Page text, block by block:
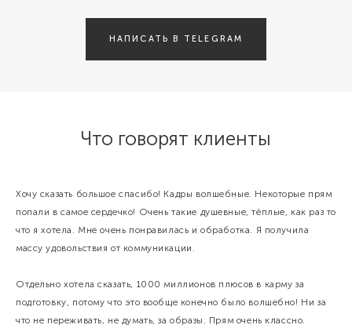
НАПИСАТЬ В TELEGRAM
Что говорят клиенты
Хочу сказать большое спасибо! Кадры волшебные. Некоторые прям
попали в самое сердечко! Очень такие душевные, тёплые, как раз то
что я хотела. Мне очень понравилась и обработка. Я получила
массу удовольствия от коммуникации.
Отдельно хотела сказать, 1000 миллионов плюсов в карму за
подготовку, потому что это вообще конечно было волшебно! Ни за
что не переживать, не думать, за образы. Прям очень классно.